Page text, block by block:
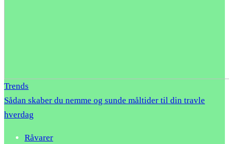
Trends
Sådan skaber du nemme og sunde måltider til din travle
hverdag
Råvarer